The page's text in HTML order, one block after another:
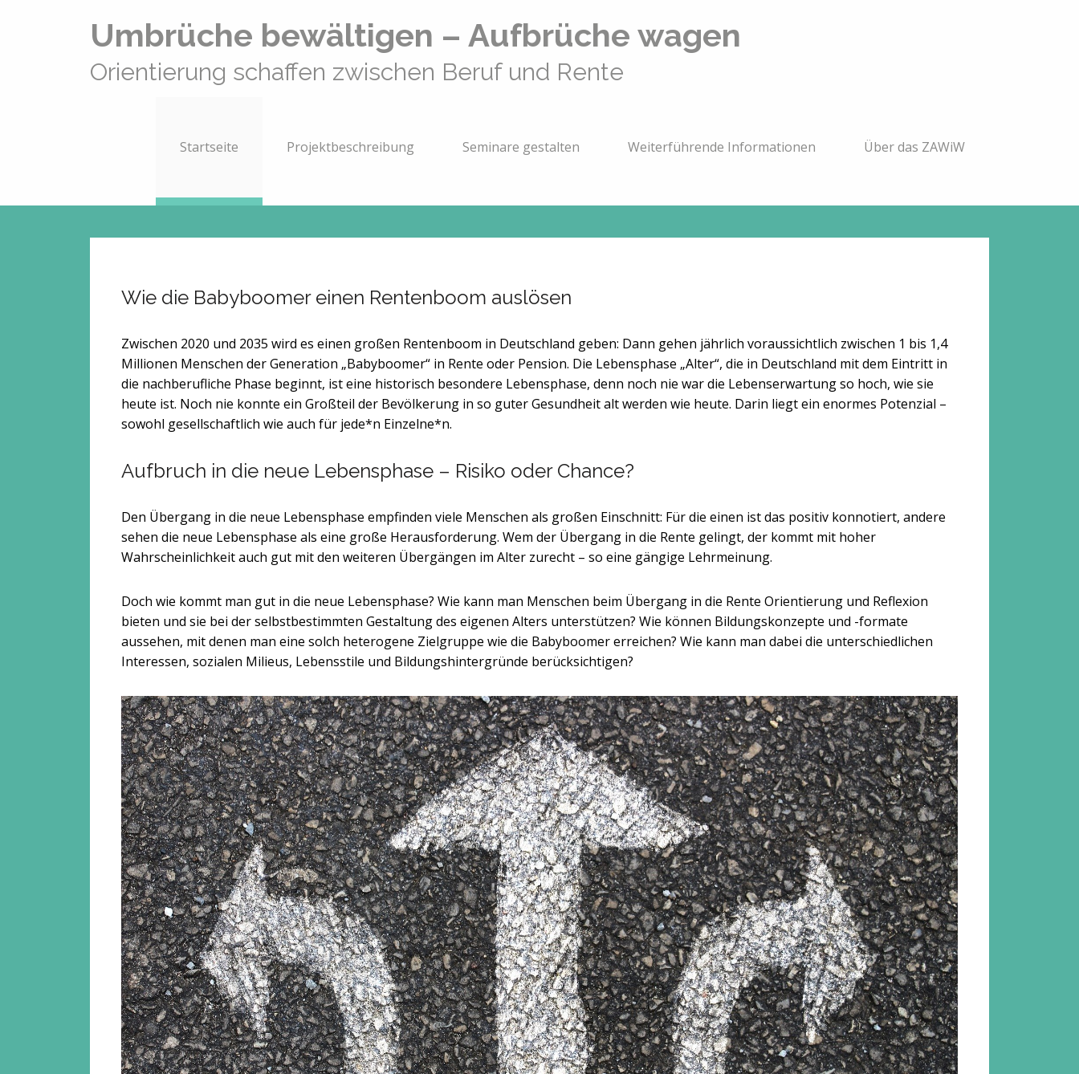
Umbrüche bewältigen – Aufbrüche wagen
Orientierung schaffen zwischen Beruf und Rente
Startseite Projektbeschreibung Seminare gestalten Weiterführende Informationen Über das ZAWiW
Wie die Babyboomer einen Rentenboom auslösen
Zwischen 2020 und 2035 wird es einen großen Rentenboom in Deutschland geben: Dann gehen jährlich voraussichtlich zwischen 1 bis 1,4
Millionen Menschen der Generation „Babyboomer“ in Rente oder Pension. Die Lebensphase „Alter“, die in Deutschland mit dem Eintritt in
die nachberufliche Phase beginnt, ist eine historisch besondere Lebensphase, denn noch nie war die Lebenserwartung so hoch, wie sie
heute ist. Noch nie konnte ein Großteil der Bevölkerung in so guter Gesundheit alt werden wie heute. Darin liegt ein enormes Potenzial –
sowohl gesellschaftlich wie auch für jede*n Einzelne*n.
Aufbruch in die neue Lebensphase – Risiko oder Chance?
Den Übergang in die neue Lebensphase empfinden viele Menschen als großen Einschnitt: Für die einen ist das positiv konnotiert, andere
sehen die neue Lebensphase als eine große Herausforderung. Wem der Übergang in die Rente gelingt, der kommt mit hoher
Wahrscheinlichkeit auch gut mit den weiteren Übergängen im Alter zurecht – so eine gängige Lehrmeinung.
Doch wie kommt man gut in die neue Lebensphase? Wie kann man Menschen beim Übergang in die Rente Orientierung und Reflexion
bieten und sie bei der selbstbestimmten Gestaltung des eigenen Alters unterstützen? Wie können Bildungskonzepte und -formate
aussehen, mit denen man eine solch heterogene Zielgruppe wie die Babyboomer erreichen? Wie kann man dabei die unterschiedlichen
Interessen, sozialen Milieus, Lebensstile und Bildungshintergründe berücksichtigen?